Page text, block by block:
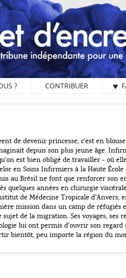
? CONTRIBUER
de devenir princesse, c’est en
depuis son plus jeune âge.
est bien obligé de travailler - où
en Soins Infirmiers à la Haute École
au Brésil ne font que renforcer son
quelques années en chirurgie
de Médecine Tropicale d’Anvers,
mission dans un camp de réfugiés
de la migration. Ses voyages, ses
lui ont permis d’ouvrir son
bientôt, peu importe la région du